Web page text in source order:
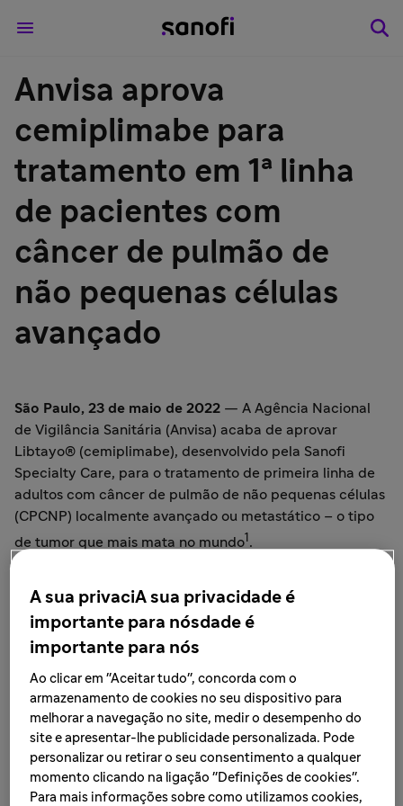
Anvisa aprova
cemiplimabe para
tratamento em 1ª linha
de pacientes com
câncer de pulmão de
não pequenas células
avançado
São Paulo, 23 de maio de 2022 — A Agência Nacional
de Vigilância Sanitária (Anvisa) acaba de aprovar
Libtayo® (cemiplimabe), desenvolvido pela Sanofi
Specialty Care, para o tratamento de primeira linha de
adultos com câncer de pulmão de não pequenas células
(CPCNP) localmente avançado ou metastático – o tipo
de tumor que mais mata no mundo1 .
1,8 milhão de pessoas morreram em razão da doença no
mundo em 2020
2
ao câncer de não pequenas células¹. Esse tipo de câncer
de pulmão tende a evoluir mais lentamente do que os
outros, mas, devido aos poucos sintomas manifestados
na fase inicial, a maior parte dos pacientes recebe o
diagnóstico com a doença já em estágio avançado e as
vezes, presente em outros órgãos.
A sua privaciA sua privacidade é
importante para nósdade é
importante para nós
Ao clicar em "Aceitar tudo", concorda com o
armazenamento de cookies no seu dispositivo para
melhorar a navegação no site, medir o desempenho do
site e apresentar-lhe publicidade personalizada. Pode
personalizar ou retirar o seu consentimento a qualquer
momento clicando na ligação "Definições de cookies".
Para mais informações sobre como utilizamos cookies,